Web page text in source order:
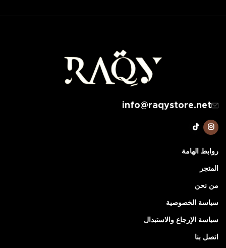
info@raqystore.net
روابط الهامة
المتجر
من نحن
سياسة الخصوصية
سياسة الإرجاع والاستبدال
اتصل بنا